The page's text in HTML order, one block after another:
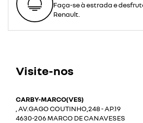
Faça-se à estrada e
Renault.
Visite-nos
CARBY-MARCO(VES)
, AV.GAGO COUTINHO,248 - AP.19
4630-206 MARCO DE CANAVESES